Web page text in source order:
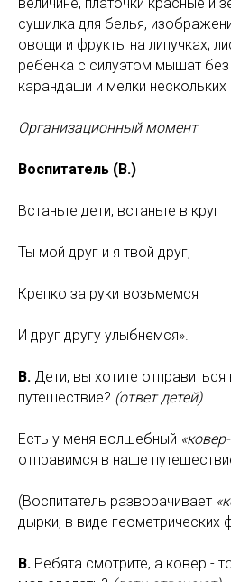
сушилка для белья,
овощи и фрукты на липучках;
ребенка с силуэтом мышат без
карандаши и мелки нескольких
Организационный момент
Воспитатель (В.)
Встаньте дети, встаньте в круг
Ты мой друг и я твой друг,
Крепко за руки возьмемся
И друг другу улыбнемся».
В. Дети, вы хотите
путешествие? (ответ детей)
Есть у меня волшебный
отправимся в наше
(Воспитатель разворачивает
дырки, в виде геометрических
В. Ребята смотрите, а ковер -